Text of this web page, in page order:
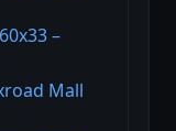
–
Mall